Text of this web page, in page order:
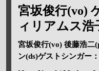
宮坂俊行(vo)
ィリアムス浩
宮坂俊行(vo) 後藤浩二
ン(ds)ゲストシンガー